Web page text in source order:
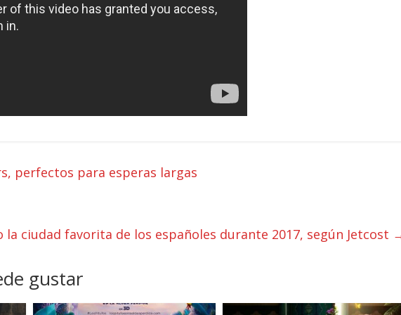
perfectos para esperas largas
la ciudad favorita de los españoles durante 2017, según Jetcost
gustar